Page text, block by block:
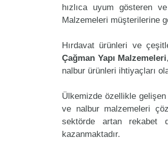
hızlıca uyum gösteren
Malzemeleri müşterilerine
Hırdavat ürünleri ve
Çağman Yapı Malzemeleri
nalbur ürünleri ihtiyaçları
Ülkemizde özellikle
ve nalbur malzemeleri
sektörde artan rekabet
kazanmaktadır.